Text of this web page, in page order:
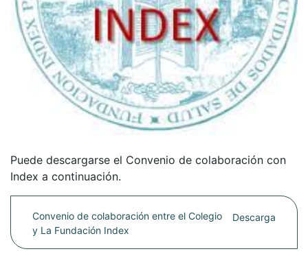
Puede descargarse el Convenio de colaboración con
Index a continuación.
Convenio de colaboración entre el Colegio
y La Fundación Index
Descarga